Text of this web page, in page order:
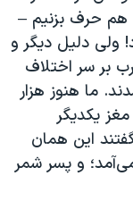
هم حرف بزنیم –
ولی دلیل دیگر و
بر سر اختلاف
ما هنوز هزار
یکدیگر
این همان
و پسر شمر